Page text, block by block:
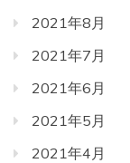
2021年8月
2021年7月
2021年6月
2021年5月
2021年4月